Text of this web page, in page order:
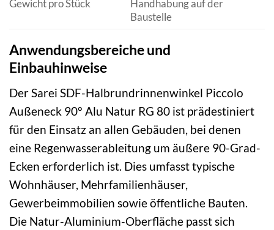
Gewicht pro Stück
Handhabung auf der
Baustelle
Anwendungsbereiche und
Einbauhinweise
Der Sarei SDF-Halbrundrinnenwinkel Piccolo
Außeneck 90° Alu Natur RG 80 ist prädestiniert
für den Einsatz an allen Gebäuden, bei denen
eine Regenwasserableitung um äußere 90-Grad-
Ecken erforderlich ist. Dies umfasst typische
Wohnhäuser, Mehrfamilienhäuser,
Gewerbeimmobilien sowie öffentliche Bauten.
Die Natur-Aluminium-Oberfläche passt sich